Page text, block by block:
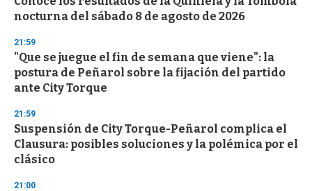
nocturna del sábado 8 de agosto de 2026
21:59
"Que se juegue el fin de semana que viene": la
postura de Peñarol sobre la fijación del partido
ante City Torque
21:59
Suspensión de City Torque-Peñarol complica el
Clausura: posibles soluciones y la polémica por el
clásico
21:00